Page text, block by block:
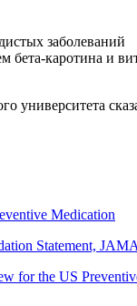
заболеваний
бета-каротина и
университета
Medication
Statement,
for the US